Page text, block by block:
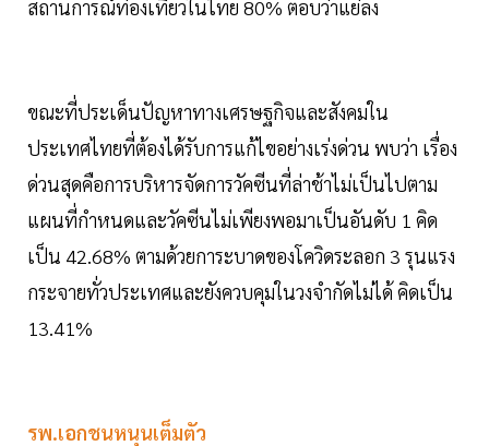
สถานการณ์ท่องเที่ยวในไทย 80% ตอบว่าแย่ลง
ขณะที่ประเด็นปัญหาทางเศรษฐกิจและสังคมใน
ประเทศไทยที่ต้องได้รับการแก้ไขอย่างเร่งด่วน พบว่า เรื่อง
ด่วนสุดคือการบริหารจัดการวัคซีนที่ล่าช้าไม่เป็นไปตาม
แผนที่กำหนดและวัคซีนไม่เพียงพอมาเป็นอันดับ 1 คิด
เป็น 42.68% ตามด้วยการะบาดของโควิดระลอก 3 รุนแรง
กระจายทั่วประเทศและยังควบคุมในวงจำกัดไม่ได้ คิดเป็น
13.41%
รพ.เอกชนหนุนเต็มตัว